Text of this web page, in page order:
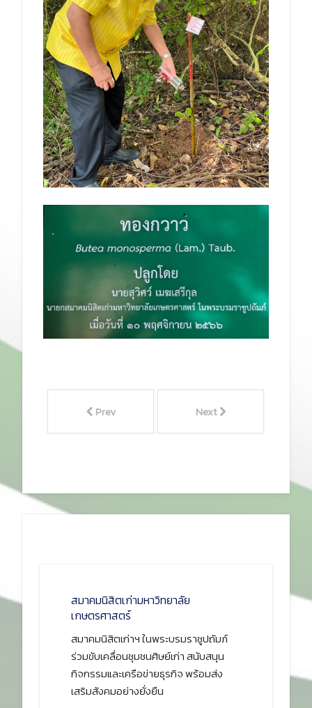
Prev Next
สมาคมนิสิตเก่ามหาวิทยาลัย
เกษตรศาสตร์
สมาคมนิสิตเก่าฯ ในพระบรมราชูปถัมภ์
ร่วมขับเคลื่อนชุมชนศิษย์เก่า สนับสนุน
กิจกรรมและเครือข่ายธุรกิจ พร้อมส่ง
เสริมสังคมอย่างยั่งยืน